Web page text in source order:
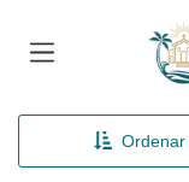
Ordenar